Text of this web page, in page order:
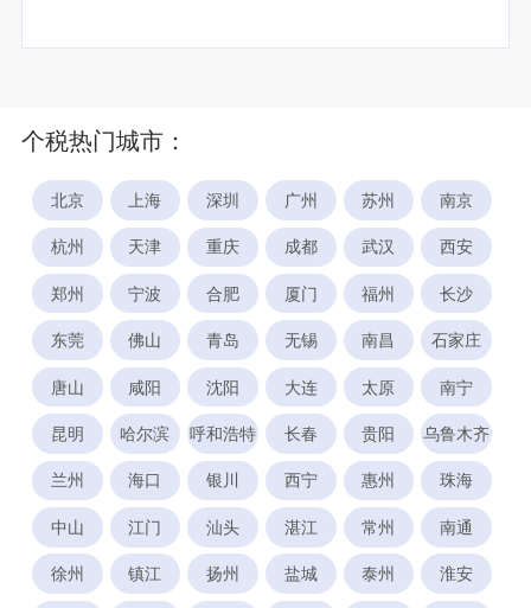
个税热门城市：
北京 上海 深圳 广州 苏州 南京
杭州 天津 重庆 成都 武汉 西安
郑州 宁波 合肥 厦门 福州 长沙
东莞 佛山 青岛 无锡 南昌 石家庄
唐山 咸阳 沈阳 大连 太原 南宁
昆明 哈尔滨 呼和浩特 长春 贵阳 乌鲁木齐
兰州 海口 银川 西宁 惠州 珠海
中山 江门 汕头 湛江 常州 南通
徐州 镇江 扬州 盐城 泰州 淮安